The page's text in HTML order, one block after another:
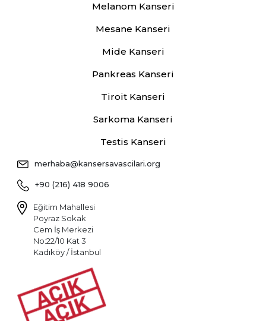
Melanom Kanseri
Mesane Kanseri
Mide Kanseri
Pankreas Kanseri
Tiroit Kanseri
Sarkoma Kanseri
Testis Kanseri
merhaba@kansersavascilari.org
+90 (216) 418 9006
Eğitim Mahallesi
Poyraz Sokak
Cem İş Merkezi
No:22/10 Kat 3
Kadıköy / İstanbul